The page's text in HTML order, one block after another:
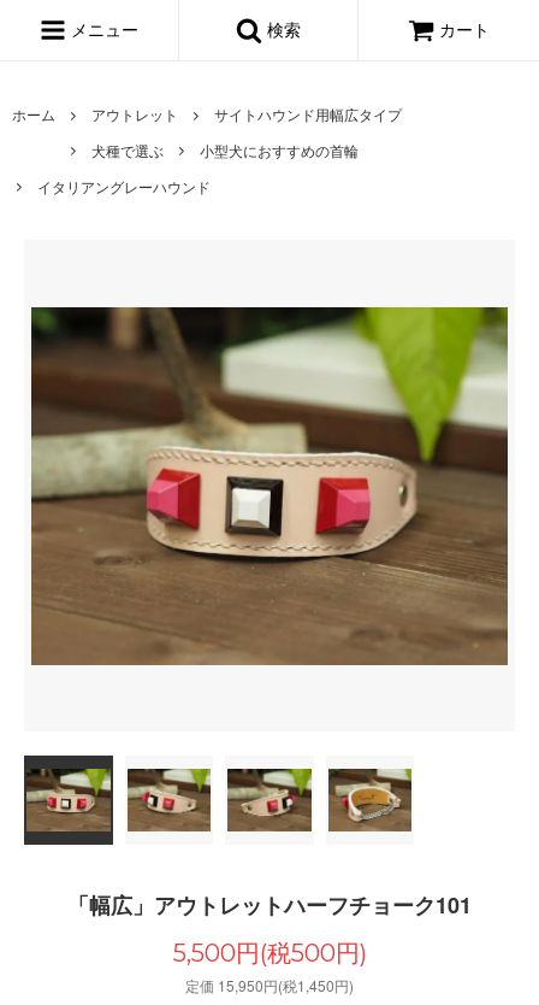
メニュー 検索 カート
ホーム アウトレット
サイトハウンド用幅広タイプ
犬種で選ぶ
小型犬におすすめの首輪
イタリアングレーハウンド
「幅広」アウトレットハーフチョーク101
5,500円(税500円)
定価 15,950円(税1,450円)